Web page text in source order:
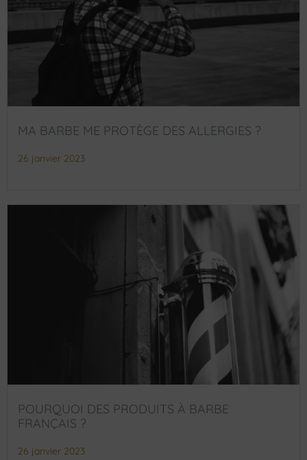
MA BARBE ME PROTÈGE DES ALLERGIES ?
26 janvier 2023
POURQUOI DES PRODUITS À BARBE
FRANÇAIS ?
26 janvier 2023